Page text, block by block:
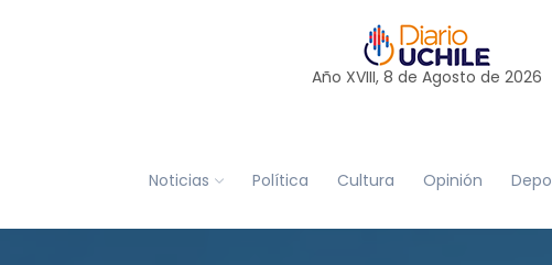
Año XVIII, 8 de Agosto de 2026
Noticias Política Cultura Opinión